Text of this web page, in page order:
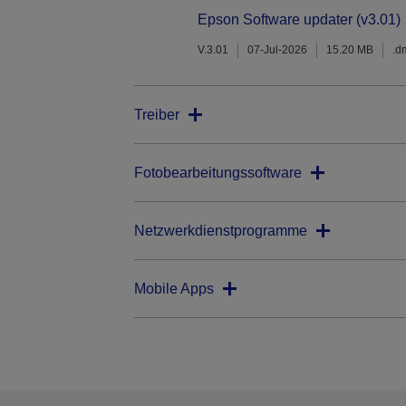
Epson Software updater (v3.01)
V.3.01 07-Jul-2026 15.20 MB
Treiber
Fotobearbeitungssoftware
Netzwerkdienstprogramme
Mobile Apps